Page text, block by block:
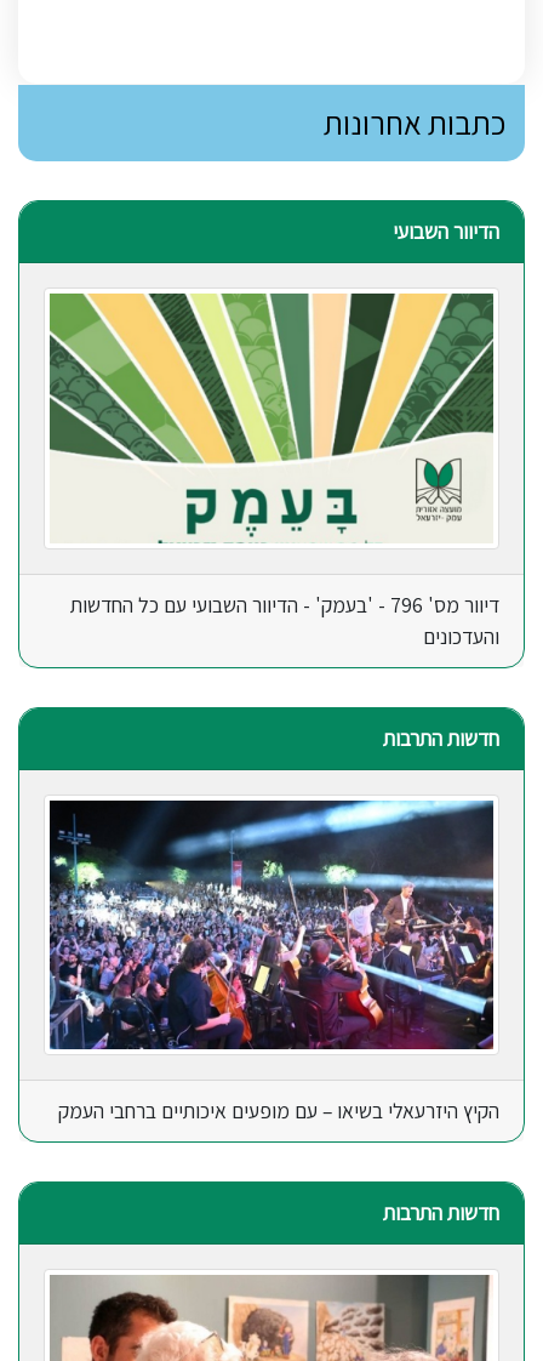
כתבות אחרונות
הדיוור השבועי
דיוור מס' 796 - 'בעמק' - הדיוור השבועי עם כל החדשות
והעדכונים
חדשות התרבות
הקיץ היזרעאלי בשיאו – עם מופעים איכותיים ברחבי העמק
חדשות התרבות